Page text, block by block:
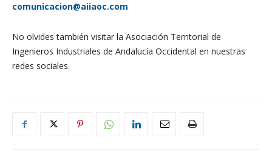
comunicacion@aiiaoc.com
No olvides también visitar la Asociación Territorial de
Ingenieros Industriales de Andalucía Occidental en nuestras
redes sociales.